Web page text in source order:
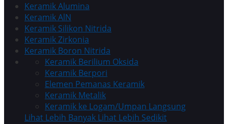
Keramik Alumina
Keramik AlN
Keramik Silikon Nitrida
Keramik Zirkonia
Keramik Boron Nitrida
Keramik Berilium Oksida
Keramik Berpori
Elemen Pemanas Keramik
Keramik Metalik
Keramik ke Logam/Umpan Langsung
Lihat Lebih Banyak Lihat Lebih Sedikit